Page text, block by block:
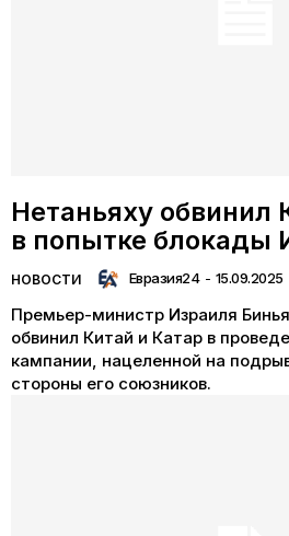
Нетаньяху обвинил
в попытке блокады
НОВОСТИ Евразия24 - 15.09.2025
Премьер-министр Израиля
обвинил Китай и Катар в
кампании, нацеленной на
стороны его союзников.